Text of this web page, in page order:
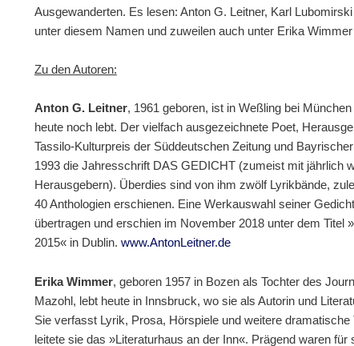
Ausgewanderten. Es lesen: Anton G. Leitner, Karl
unter diesem Namen und zuweilen auch unter Erika
Zu den Autoren:
Anton G. Leitner, 1961 geboren, ist in Weßling bei
heute noch lebt. Der vielfach ausgezeichnete Poet,
Tassilo-Kulturpreis der Süddeutschen Zeitung und
1993 die Jahresschrift DAS GEDICHT (zumeist mit jährlich
Herausgebern). Überdies sind von ihm zwölf Lyrikbände,
40 Anthologien erschienen. Eine Werkauswahl seiner
übertragen und erschien im November 2018 unter dem Titel
2015« in Dublin. www.AntonLeitner.de
Erika Wimmer, geboren 1957 in Bozen als Tochter des
Mazohl, lebt heute in Innsbruck, wo sie als Autorin und
Sie verfasst Lyrik, Prosa, Hörspiele und weitere dramatische
leitete sie das »Literaturhaus an der Inn«. Prägend waren für